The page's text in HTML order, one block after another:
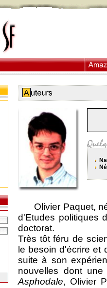
Olivier Paquet, né
d'Etudes politiques
doctorat.
Très tôt féru de
le besoin d'écrire et
suite à son
nouvelles dont
Asphodale, Olivier